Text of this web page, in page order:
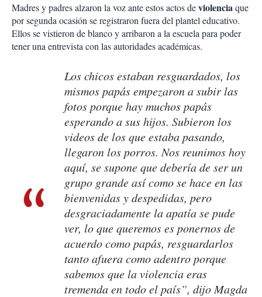
Madres y padres alzaron la voz ante estos actos deviolenciaque
por segunda ocasión se registraron fuera del plantel educativo.
Ellos se vistieron de blanco y arribaron a la escuela para poder
tener una entrevista con las autoridades académicas.
Los chicos estaban resguardados, los
mismos papás empezaron a subir las
fotos porque hay muchos papás
esperando a sus hijos. Subieron los
videos de los que estaba pasando,
llegaron los porros. Nos reunimos hoy
aquí, se supone que debería de ser un
grupo grande así como se hace en las
bienvenidas y despedidas, pero
desgraciadamente la apatía se pude
ver, lo que queremos es ponernos de
acuerdo como papás, resguardarlos
tanto afuera como adentro porque
sabemos que la violencia eras
tremenda en todo el país”, dijo Magda